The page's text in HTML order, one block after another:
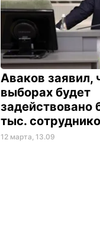
Аваков заявил,
выборах будет
задействовано
тыс.
12 марта, 13.09